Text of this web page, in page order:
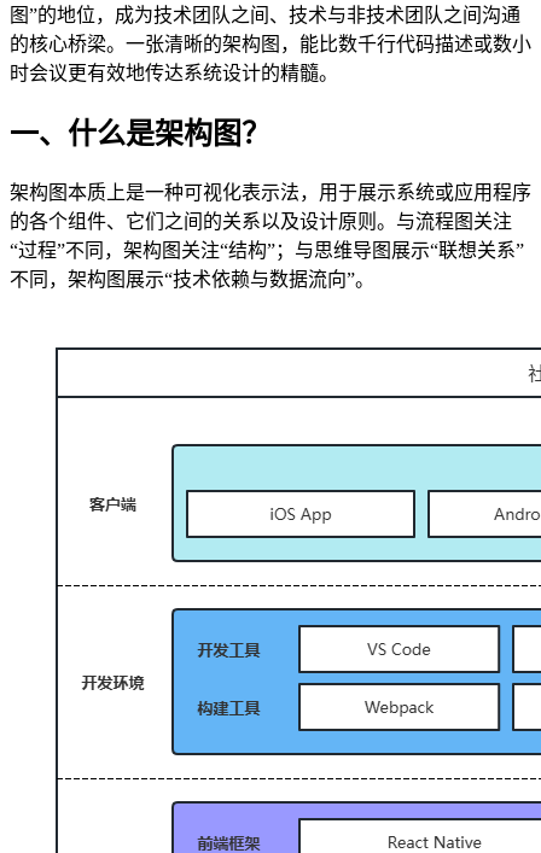
图”的地位，成为技术团队之间、技术与非技术团队之间沟通
的核心桥梁。一张清晰的架构图，能比数千行代码描述或数小
时会议更有效地传达系统设计的精髓。
一、什么是架构图？
架构图本质上是一种可视化表示法，用于展示系统或应用程序
的各个组件、它们之间的关系以及设计原则。与流程图关注
“过程”不同，架构图关注“结构”；与思维导图展示“联想关系”
不同，架构图展示“技术依赖与数据流向”。